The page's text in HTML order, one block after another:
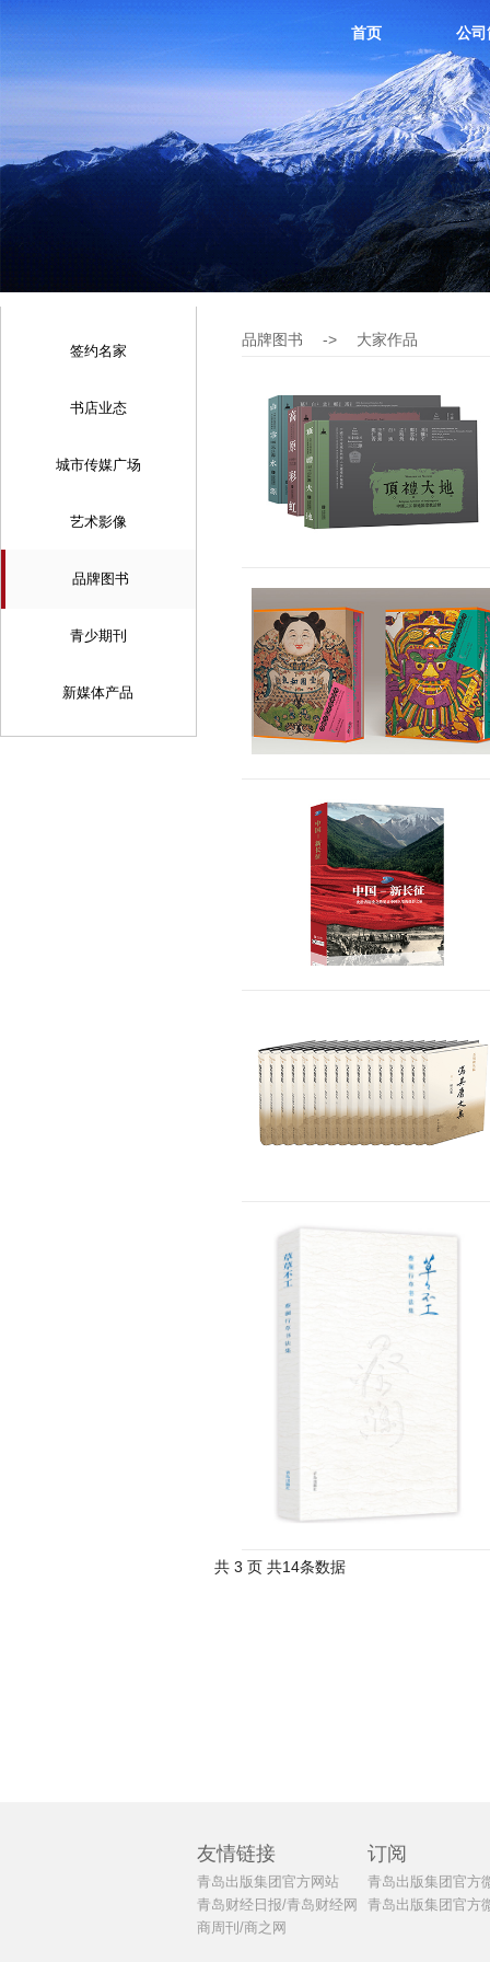
首页 公司
签约名家
书店业态
城市传媒广场
艺术影像
品牌图书
青少期刊
新媒体产品
品牌图书 -> 大家作品
共 3 页 共14条数据
友情链接
青岛出版集团官方网站
青岛财经日报/青岛财经网
商周刊/商之网
订阅
青岛出版集团官方
青岛出版集团官方